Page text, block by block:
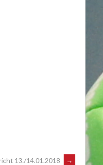
13./14.01.2018 →